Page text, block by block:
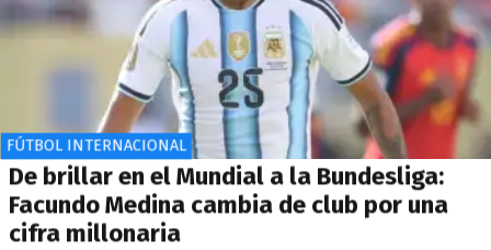
FÚTBOL INTERNACIONAL
De brillar en el Mundial a la Bundesliga:
Facundo Medina cambia de club por una
cifra millonaria